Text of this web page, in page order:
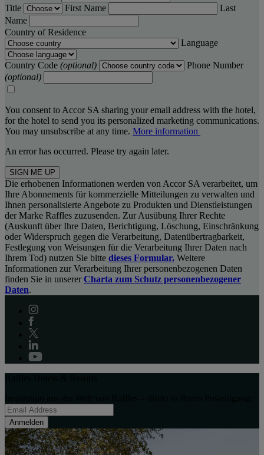
Title
First Name
Last
Name
Country of Residence
Language
Country Code (optional)
Phone Number
(optional)
You consent to Accor SA sharing your email address with the hotel,
for the hotel to send you its personalized marketing communications.
You may unsubscribe at any time. More information
An error has occurred. Please try again later.
SIGN ME UP
Die erhobenen Informationen werden von Accor SA verarbeitet, um
Ihre Abonnements für kommerzielle Mitteilungen zu verwalten und
Ihnen personalisierte Angebote zu Produkten und Dienstleistungen
der Marke Raffles zuzusenden. Zur Ausübung Ihrer Rechte
(Auskunft über Ihre Daten, Berichtigung, Löschung, Einschränkung
oder Widerspruch gegen die Verarbeitung, Datenübertragbarkeit,
Festlegung von Weisungen für die Verarbeitung Ihrer Daten nach
Ihrem Tod) nutzen Sie bitte dieses Formular. Weitere
Informationen zur Verarbeitung Ihrer personenbezogenen Daten
finden Sie in unserer Charta zum Schutz personenbezogener
Daten.
Anmelden